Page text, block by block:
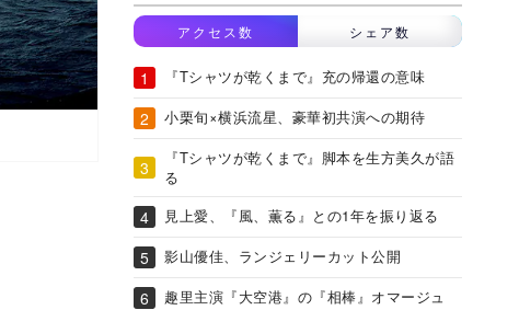
アクセス数 シェア数
『Tシャツが乾くまで』充の帰還の意味
小栗旬×横浜流星、豪華初共演への期待
『Tシャツが乾くまで』脚本を生方美久が語
る
見上愛、『風、薫る』との1年を振り返る
影山優佳、ランジェリーカット公開
趣里主演『大空港』の『相棒』オマージュ